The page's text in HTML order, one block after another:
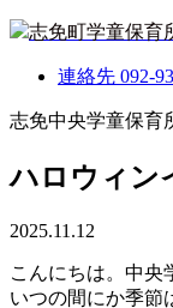
志免町学童保育
連絡先 092-
志免中央学童保育
ハロウィン
2025.11.12
こんにちは。中央
いつの間にか季節